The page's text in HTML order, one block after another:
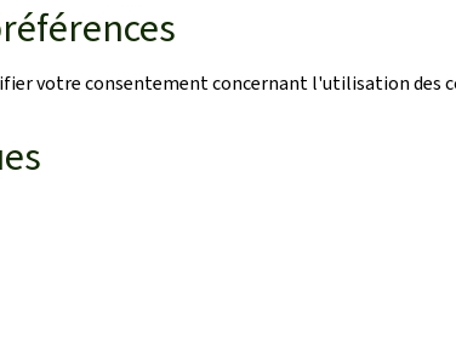
votre consentement concernant l'utilisation des